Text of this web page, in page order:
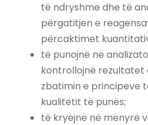
të ndryshme dhe të
përgatitjen e
përcaktimet
të punojnë në
kontrollojnë rezultatet
zbatimin e principeve
kualitetit të punës;
të kryejnë në mënyrë